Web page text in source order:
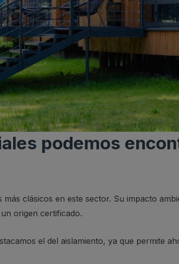
podemos
más clásicos en este sector. Su impacto
origen certificado.
el del aislamiento, ya que permite